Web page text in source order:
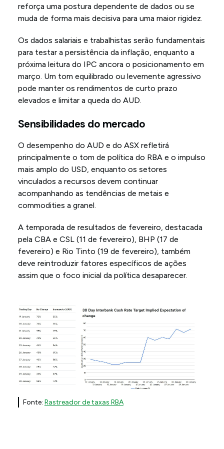
reforça uma postura dependente de dados ou se
muda de forma mais decisiva para uma maior rigidez.
Os dados salariais e trabalhistas serão fundamentais
para testar a persistência da inflação, enquanto a
próxima leitura do IPC ancora o posicionamento em
março. Um tom equilibrado ou levemente agressivo
pode manter os rendimentos de curto prazo
elevados e limitar a queda do AUD.
Sensibilidades do mercado
O desempenho do AUD e do ASX refletirá
principalmente o tom de política do RBA e o impulso
mais amplo do USD, enquanto os setores
vinculados a recursos devem continuar
acompanhando as tendências de metais e
commodities a granel.
A temporada de resultados de fevereiro, destacada
pela CBA e CSL (11 de fevereiro), BHP (17 de
fevereiro) e Rio Tinto (19 de fevereiro), também
deve reintroduzir fatores específicos de ações
assim que o foco inicial da política desaparecer.
Fonte: Rastreador de taxas RBA